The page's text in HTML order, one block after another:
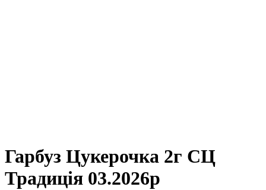
Гарбуз Цукерочка 2г СЦ
Традиція 03.2026р